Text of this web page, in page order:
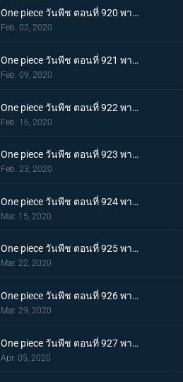
One piece วันพีช ตอนที่ 920 พากย์ไทย ร้านสุดดัง! โซบะหมายเลข 18 ของซันจิ!
Feb. 02, 2020
One piece วันพีช ตอนที่ 921 พากย์ไทย ความงดงามตระการตา สาวงามแห่งประเทศวาโนะ โคมุราซากิ
Feb. 09, 2020
One piece วันพีช ตอนที่ 922 พากย์ไทย ตำนานลูกผู้ชาย! การเดินทางของโซโลและโทโนะยาสุ!
Feb. 16, 2020
One piece วันพีช ตอนที่ 923 พากย์ไทย สถานการณ์ฉุกเฉิน บิ๊กมัมย่างกรายสู่วาโนะ!
Feb. 23, 2020
One piece วันพีช ตอนที่ 924 พากย์ไทย เมืองในความโกลาหล! นักฆ่าหน้าใหม่ที่หมายหัวซันจิ
Mar. 15, 2020
One piece วันพีช ตอนที่ 925 พากย์ไทย การต่อสู้ครั้งใหญ่! ผู้พิทักษ์หน้ากากโซบะ!
Mar. 22, 2020
One piece วันพีช ตอนที่ 926 พากย์ไทย เข้าตาจน โอโรจิโอนิวาบังที่แสนอันตราย
Mar. 29, 2020
One piece วันพีช ตอนที่ 927 พากย์ไทย ขุมนรก! พญาอสรพิษผู้น่าสะพรึง โชกุนโอโรจิ
Apr. 05, 2020